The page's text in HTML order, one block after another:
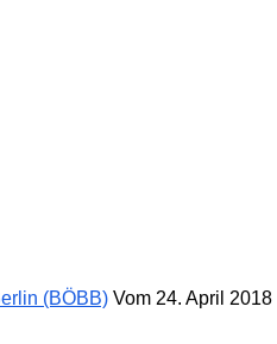
(BÖBB) Vom 24. April 2018